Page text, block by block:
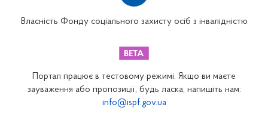
Закарпатське відділення
Запорізьке відділення
Власність Фонду соціального захисту осіб з інвалідністю
Портал працює в тестовому режимі. Якщо ви маєте
зауваження або пропозиції, будь ласка, напишіть нам:
info@ispf.gov.ua